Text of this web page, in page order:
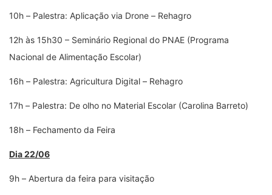
10h – Palestra: Aplicação via Drone – Rehagro
12h às 15h30 – Seminário Regional do PNAE (Programa
Nacional de Alimentação Escolar)
16h – Palestra: Agricultura Digital – Rehagro
17h – Palestra: De olho no Material Escolar (Carolina Barreto)
18h – Fechamento da Feira
Dia 22/06
9h – Abertura da feira para visitação